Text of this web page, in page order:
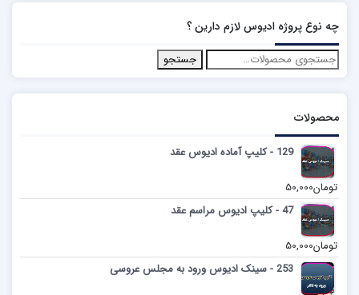
چه نوع پروژه ادیوس لازم دارین ؟
جستجو
محصولات
129 - کلیپ آماده ادیوس عقد
تومان50,000
47 - کلیپ ادیوس مراسم عقد
تومان50,000
253 - سینک ادیوس ورود به مجلس عروسی